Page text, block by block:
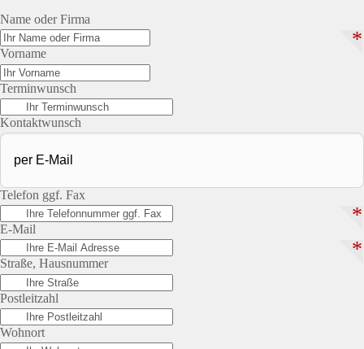
Name oder Firma
*
Vorname
Terminwunsch
Kontaktwunsch
Telefon ggf. Fax
*
E-Mail
*
Straße, Hausnummer
Postleitzahl
Wohnort